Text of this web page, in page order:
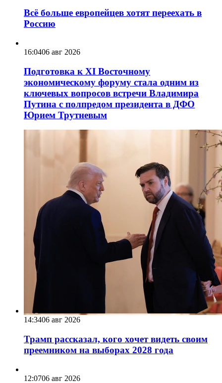
Всё больше европейцев хотят переехать в
Россию
16:0406 авг 2026
Подготовка к XI Восточному
экономическому форуму стала одним из
ключевых вопросов встречи Владимира
Путина с полпредом президента в ДФО
Юрием Трутневым
14:3406 авг 2026
Трамп рассказал, кого хочет видеть своим
преемником на выборах 2028 года
12:0706 авг 2026